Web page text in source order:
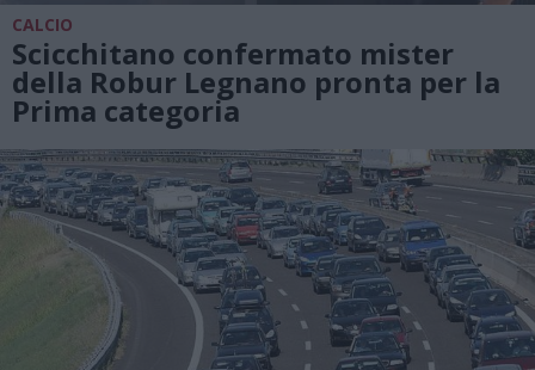
CALCIO
Scicchitano confermato mister
della Robur Legnano pronta per la
Prima categoria